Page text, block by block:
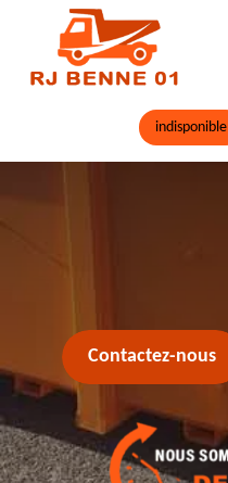
indisponible
Contactez-nous